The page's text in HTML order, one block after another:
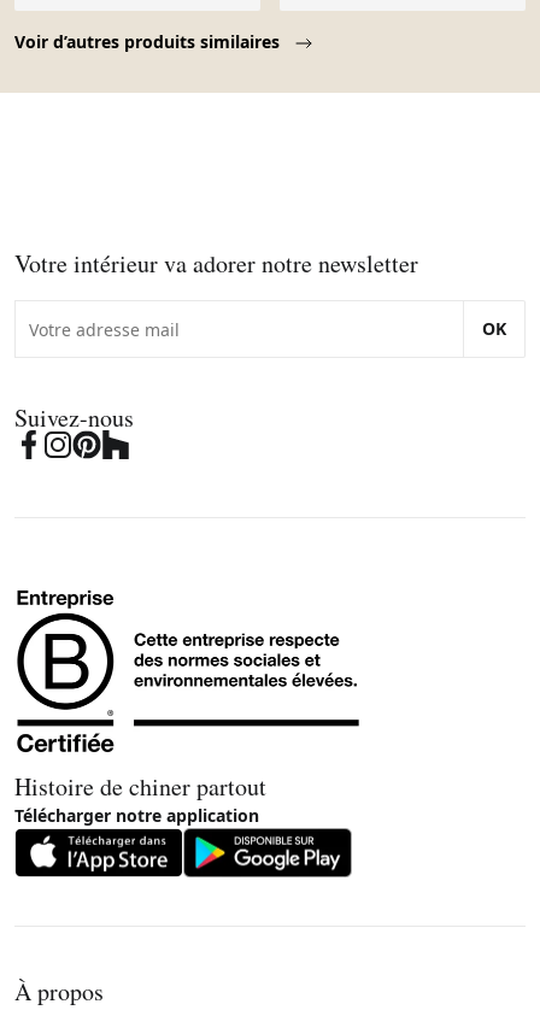
Voir d’autres produits similaires
Votre intérieur va adorer notre newsletter
OK
Suivez-nous
Histoire de chiner partout
Télécharger notre application
À propos